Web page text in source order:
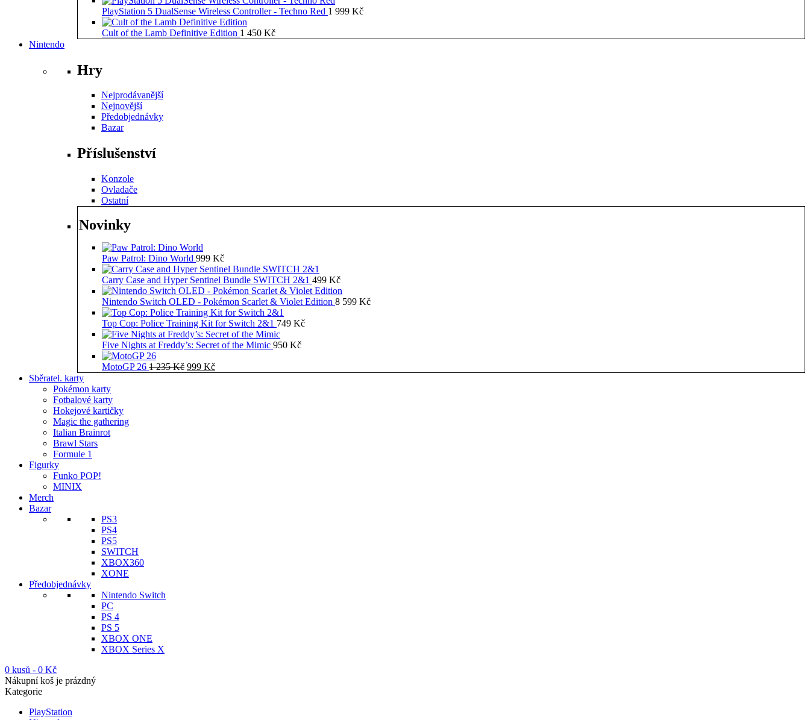
PlayStation 5 DualSense Wireless Controller - Techno Red 1 999 Kč
Cult of the Lamb Definitive Edition 1 450 Kč
Nintendo
Hry
Nejprodávanější
Nejnovější
Předobjednávky
Bazar
Příslušenství
Konzole
Ovladače
Ostatní
Novinky
Paw Patrol: Dino World 999 Kč
Carry Case and Hyper Sentinel Bundle SWITCH 2&1 499 Kč
Nintendo Switch OLED - Pokémon Scarlet & Violet Edition 8 599 Kč
Top Cop: Police Training Kit for Switch 2&1 749 Kč
Five Nights at Freddy’s: Secret of the Mimic 950 Kč
MotoGP 26 1 235Kč Původní
999 KčAktuální
Sběratel. karty
Pokémon karty
Fotbalové karty
Hokejové kartičky
Magic the gathering
Italian Brainrot
Brawl Stars
Formule 1
Figurky
Funko POP!
MINIX
Merch
Bazar
PS3
PS4
PS5
SWITCH
XBOX360
XONE
Předobjednávky
Nintendo Switch
PC
PS 4
PS 5
XBOX ONE
XBOX Series X
0 kusů - 0 Kč
Nákupní koš je prázdný
Kategorie
PlayStation